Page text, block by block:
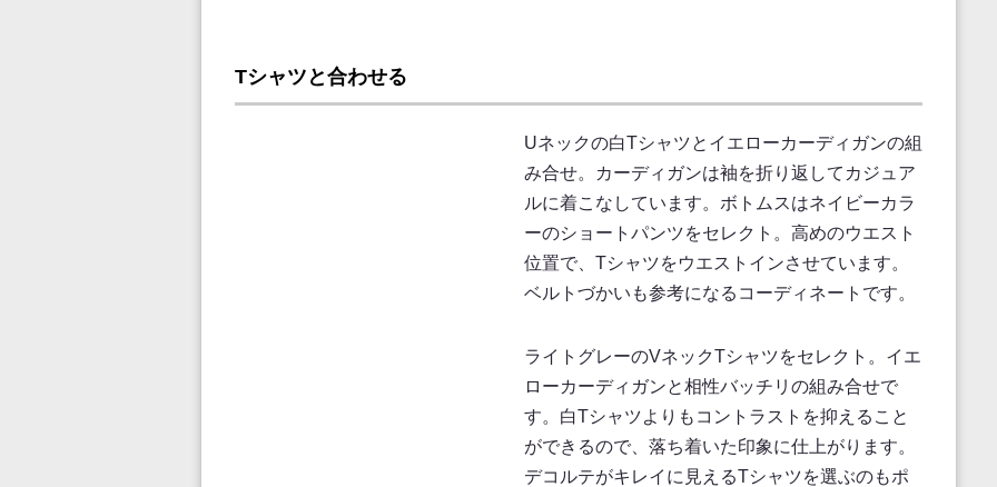
Tシャツと合わせる
Uネックの白Tシャツとイエローカーディガンの組
み合せ。カーディガンは袖を折り返してカジュア
ルに着こなしています。ボトムスはネイビーカラ
ーのショートパンツをセレクト。高めのウエスト
位置で、Tシャツをウエストインさせています。
ベルトづかいも参考になるコーディネートです。
ライトグレーのVネックTシャツをセレクト。イエ
ローカーディガンと相性バッチリの組み合せで
す。白Tシャツよりもコントラストを抑えること
ができるので、落ち着いた印象に仕上がります。
デコルテがキレイに見えるTシャツを選ぶのもポ